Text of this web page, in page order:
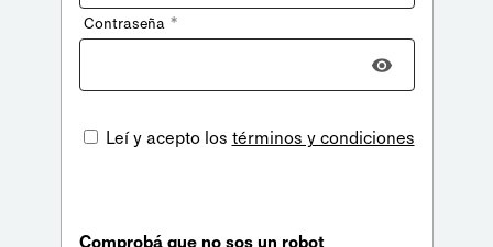
+598
Contraseña *
Leí y acepto los términos y condiciones
Comprobá que no sos un robot